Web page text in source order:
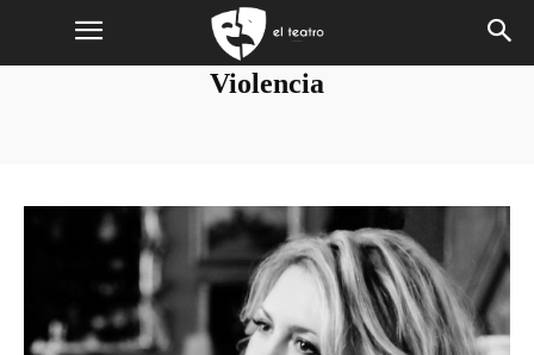
Violencia